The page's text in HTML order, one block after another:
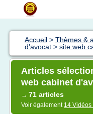
Accueil > Thèmes &
d'avocat > site web
Articles
web cabinet
→ 71 articles
Voir également 14 Vidéos